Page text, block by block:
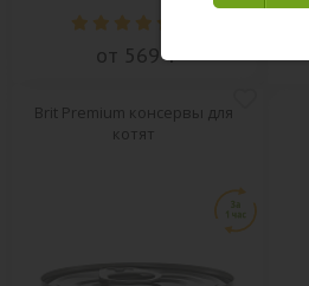
от 569 ₸
Brit Premium консервы для
котят